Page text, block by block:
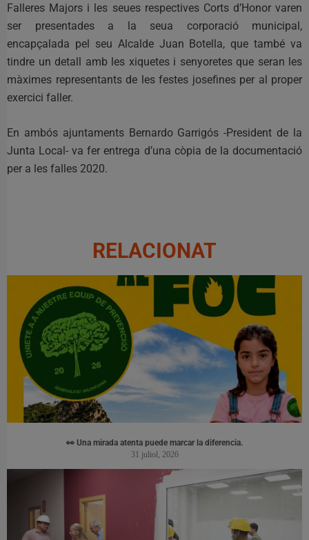
Falleres Majors i les seues respectives Corts d’Honor varen
ser presentades a la seua corporació municipal,
encapçalada pel seu Alcalde Juan Botella, que també va
tindre un detall amb les xiquetes i senyoretes que seran les
màximes representants de les festes josefines per al proper
exercici faller.
En ambós ajuntaments Bernardo Garrigós -President de la
Junta Local- va fer entrega d’una còpia de la documentació
per a les falles 2020.
RELACIONAT
👀 Una mirada atenta puede marcar la diferencia.
31 juliol, 2026